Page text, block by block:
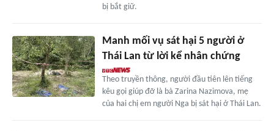
bị bắt giữ.
Manh mối vụ sát hại 5 người ở
Thái Lan từ lời kể nhân chứng
Theo truyền thông, người đầu tiên lên tiếng
kêu gọi giúp đỡ là bà Zarina Nazimova, mẹ
của hai chị em người Nga bị sát hại ở Thái Lan.